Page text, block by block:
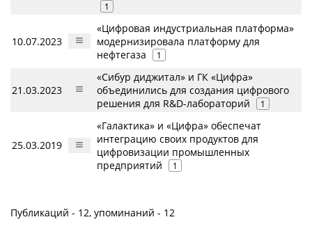
1
10.07.2023
«Цифровая индустриальная платформа»
модернизировала платформу для
нефтегаза
1
21.03.2023
«Сибур диджитал» и ГК «Цифра»
объединились для создания цифрового
решения для R&D-лабораторий
1
25.03.2019
«Галактика» и «Цифра» обеспечат
интеграцию своих продуктов для
цифровизации промышленных
предприятий
1
Публикаций - 12, упоминаний - 12